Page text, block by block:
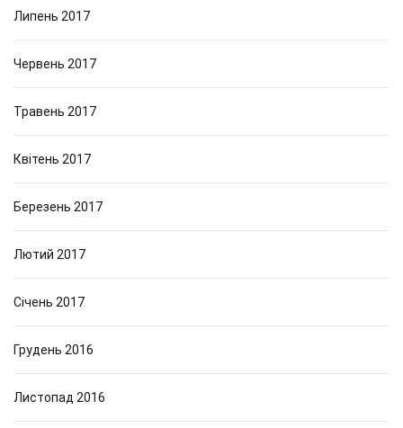
Липень 2017
Червень 2017
Травень 2017
Квітень 2017
Березень 2017
Лютий 2017
Січень 2017
Грудень 2016
Листопад 2016